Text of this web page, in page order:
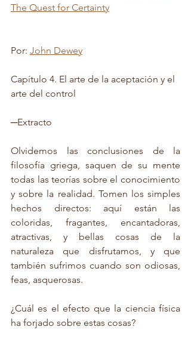
The Quest for Certainty
Por: John Dewey
Capítulo 4. El arte de la aceptación y el
arte del control
─Extracto
Olvidemos las conclusiones de la
filosofía griega, saquen de su mente
todas las teorías sobre el conocimiento
y sobre la realidad. Tomen los simples
hechos directos: aquí están las
coloridas, fragantes, encantadoras,
atractivas, y bellas cosas de la
naturaleza que disfrutamos, y que
también sufrimos cuando son odiosas,
feas, asquerosas.
¿Cuál es el efecto que la ciencia física
ha forjado sobre estas cosas?